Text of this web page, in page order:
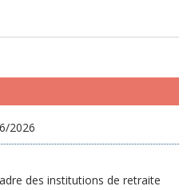
2026
des institutions de retraite